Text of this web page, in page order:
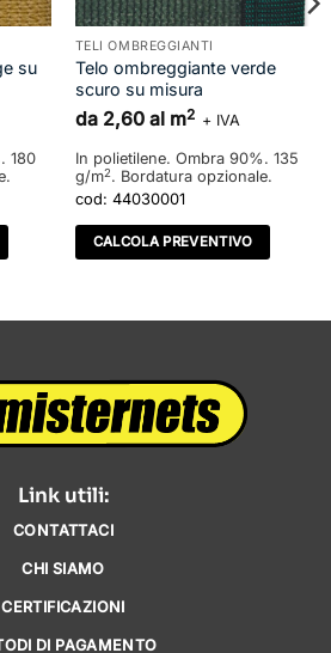
su
180
TELI OMBREGGIANTI
Telo ombreggiante verde
scuro su misura
da 2,60 al m2 + IVA
In polietilene. Ombra 90%. 135
g/m2. Bordatura opzionale.
cod: 44030001
CALCOLA PREVENTIVO
Link utili:
CONTATTACI
CHI SIAMO
CERTIFICAZIONI
DI PAGAMENTO